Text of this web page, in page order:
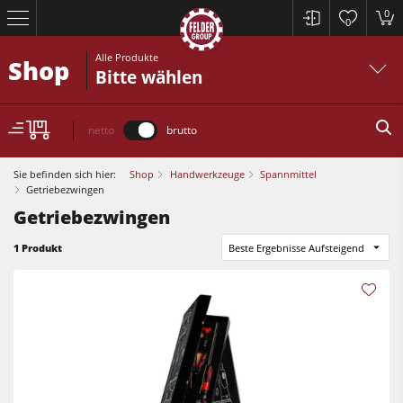
0
0
Kreissägen und Formatkreissägen
Kreissäge-Fräsmaschinen
CNC-Bearbeitungszentren
Kreissägen und Formatkreissägen
Shop Alle Produkte
Bitte wählen
netto brutto
Sie befinden sich hier: Shop Handwerkzeuge
Spannmittel
Getriebezwingen
Getriebezwingen
1 Produkt Beste Ergebnisse Aufsteigend